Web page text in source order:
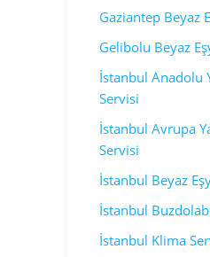
Gaziantep Beyaz
Gelibolu Beyaz
İstanbul Anadolu
Servisi
İstanbul Avrupa
Servisi
İstanbul Beyaz
İstanbul
İstanbul Klima